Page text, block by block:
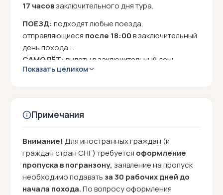
17 часовзаключительного дня тура.
ПОЕЗД: подходят любые поезда,
отправляющиеся после 18:00в заключительный
день похода.
САМОЛЁТ: вылеты в заключительный день
походапосле 19:00.
Показать целиком
Примечания
Внимание! Для иностранных граждан (и
граждан стран СНГ) требуется оформление
пропуска в погранзону, заявление на пропуск
необходимо подаватьза 30 рабочих дней до
начала похода.По вопросу оформления